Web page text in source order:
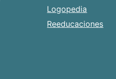
Logopedia
Reeducaciones